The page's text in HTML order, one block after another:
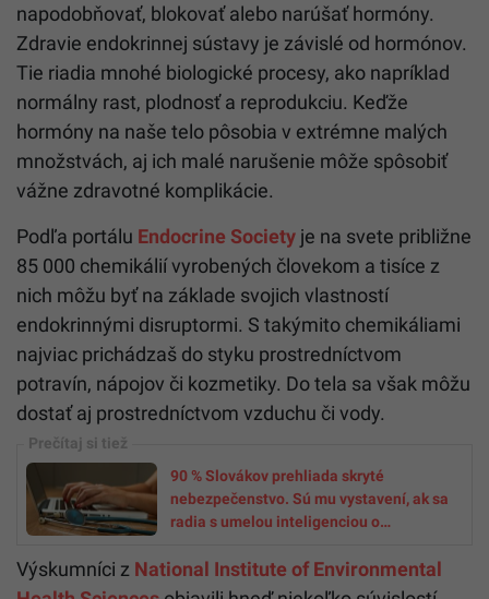
napodobňovať, blokovať alebo narúšať hormóny.
Zdravie endokrinnej sústavy je závislé od hormónov.
Tie riadia mnohé biologické procesy, ako napríklad
normálny rast, plodnosť a reprodukciu. Keďže
hormóny na naše telo pôsobia v extrémne malých
množstvách, aj ich malé narušenie môže spôsobiť
vážne zdravotné komplikácie.
Podľa portálu Endocrine Society je na svete približne
85 000 chemikálií vyrobených človekom a tisíce z
nich môžu byť na základe svojich vlastností
endokrinnými disruptormi. S takýmito chemikáliami
najviac prichádzaš do styku prostredníctvom
potravín, nápojov či kozmetiky. Do tela sa však môžu
dostať aj prostredníctvom vzduchu či vody.
90 % Slovákov prehliada skryté
nebezpečenstvo. Sú mu vystavení, ak sa
radia s umelou inteligenciou o
Výskumníci z National Institute of Environmental